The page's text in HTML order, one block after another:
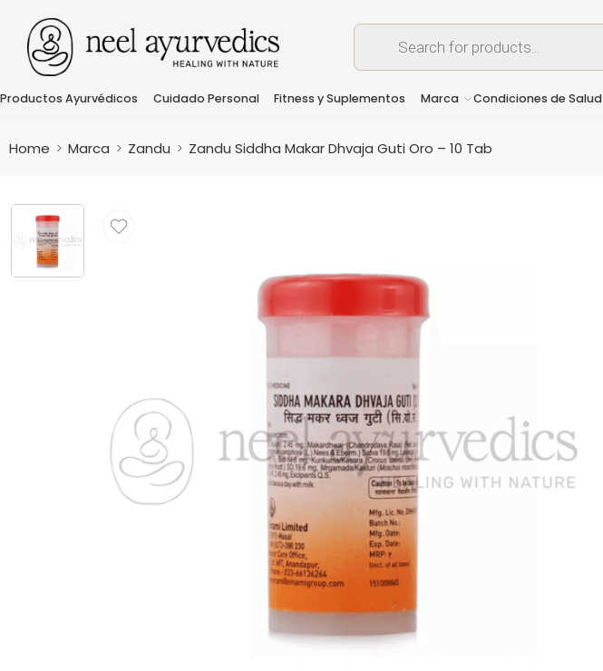
Productos Ayurvédicos Cuidado Personal Fitness y Suplementos Marca Condiciones de Salud
Home Marca Zandu Zandu Siddha Makar Dhvaja Guti Oro – 10 Tab